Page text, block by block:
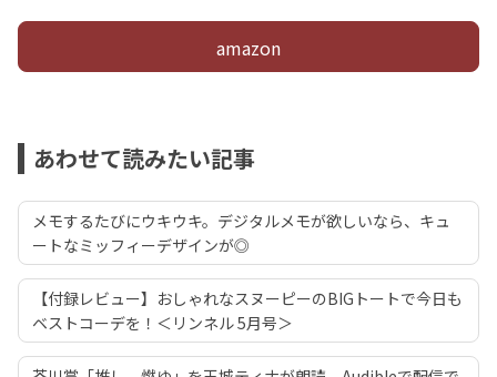
amazon
あわせて読みたい記事
メモするたびにウキウキ。デジタルメモが欲しいなら、キュ
ートなミッフィーデザインが◎
【付録レビュー】おしゃれなスヌーピーのBIGトートで今日も
ベストコーデを！＜リンネル 5月号＞